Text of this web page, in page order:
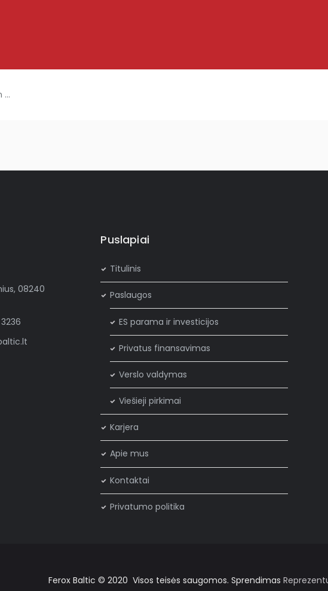
08240
Puslapiai
Titulinis
Paslaugos
ES parama ir investicijos
Privatus finansavimas
Verslo valdymas
Viešieji pirkimai
Karjera
Apie mus
Kontaktai
Privatumo politika
Ferox Baltic © 2020 Visos teisės saugomos. Sprendimas